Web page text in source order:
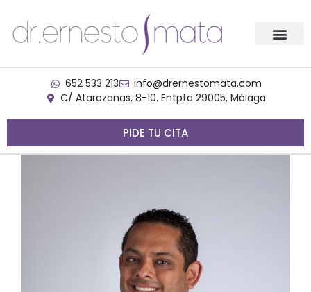
652 533 213
info@drernestomata.com
C/ Atarazanas, 8-10. Entpta 29005, Málaga
PIDE TU CITA